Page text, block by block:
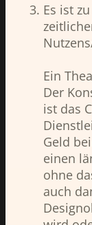
Es ist
Ein
Der
ist das
Geld
einen
ohne
auch